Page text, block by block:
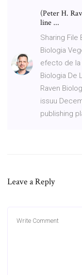
(Peter H.
line ...
Sharing File
Biologia
efecto de la
Biologia De
Raven
issuu
publishing
Leave a Reply